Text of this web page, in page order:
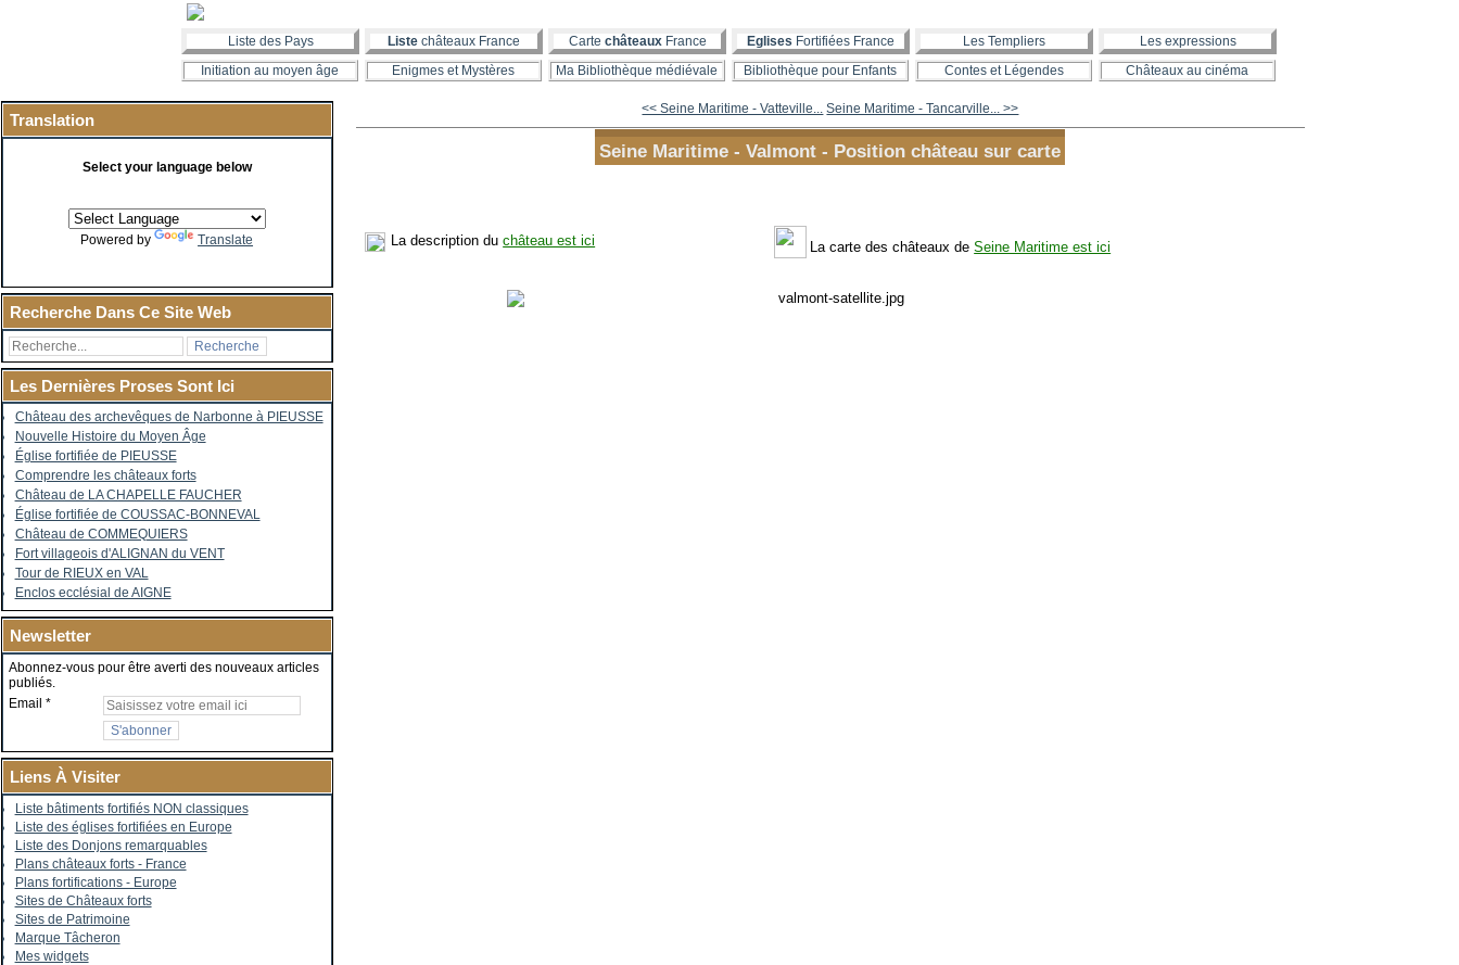
Liste des Pays Liste châteaux France Carte châteauxFrance Eglises Fortifiées France Les Templiers
Les expressions
Initiation au moyen âge
Enigmes et Mystères Ma Bibliothèque médiévale Bibliothèque pour Enfants Contes et Légendes Châteaux au cinéma
Translation
Select your language below
Powered by Translate
Recherche Dans Ce Site Web
Les Dernières Proses Sont Ici
Château des archevêques de Narbonne à PIEUSSE
Nouvelle Histoire du Moyen Âge
Église fortifiée de PIEUSSE
Comprendre les châteaux forts
Château de LA CHAPELLE FAUCHER
Église fortifiée de COUSSAC-BONNEVAL
Château de COMMEQUIERS
Fort villageois d'ALIGNAN du VENT
Tour de RIEUX en VAL
Enclos ecclésial de AIGNE
Newsletter
Abonnez-vous pour être averti des nouveaux articles
publiés.
Email
Liens À Visiter
Liste bâtiments fortifiés NON classiques
Liste des églises fortifiées en Europe
Liste des Donjons remarquables
Plans châteaux forts - France
Plans fortifications - Europe
Sites de Châteaux forts
Sites de Patrimoine
Marque Tâcheron
Mes widgets
<< Seine Maritime - Vatteville... Seine Maritime - Tancarville... >>
Seine Maritime - Valmont - Position château sur carte
La description duchâteau est ici La carte des châteaux deSeine Maritime est ici